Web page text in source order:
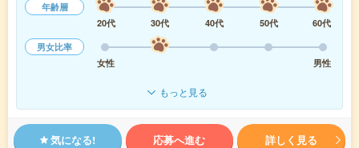
年齢層
20代
30代 40代 50代
60代
男女比率
女性
男性
もっと見る
気になる! 応募へ進む 詳しく見る